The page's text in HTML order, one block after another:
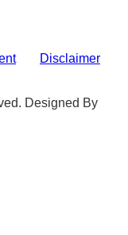
Disclaimer
Designed By